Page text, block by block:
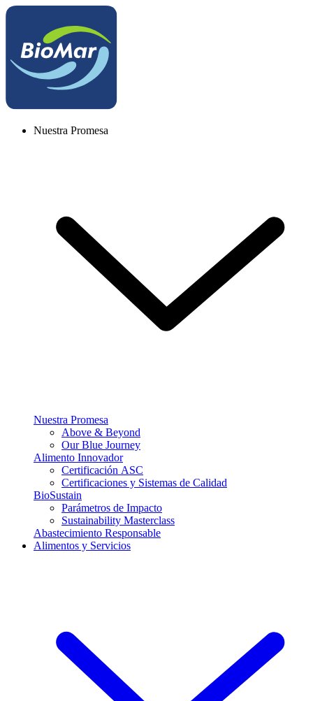
Nuestra Promesa
Nuestra Promesa
Above & Beyond
Our Blue Journey
Alimento Innovador
Certificación ASC
Certificaciones y Sistemas de Calidad
BioSustain
Parámetros de Impacto
Sustainability Masterclass
Abastecimiento Responsable
Alimentos y Servicios